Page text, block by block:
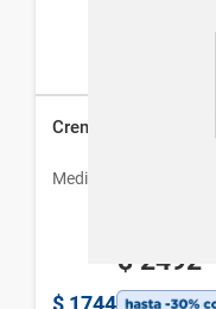
Crema Hyalix x 60 ml
Medihealth
$ 2492
$ 1744